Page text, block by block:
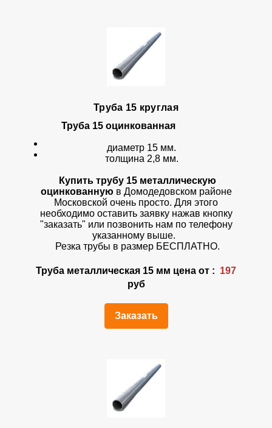
Труба 15 круглая
Труба 15 оцинкованная
диаметр 15 мм.
толщина 2,8 мм.
Купить трубу 15 металлическую
оцинкованную в Домодедовском районе
Московской очень просто. Для этого
необходимо оставить заявку нажав кнопку
"заказать" или позвонить нам по телефону
указанному выше.
Резка трубы в размер БЕСПЛАТНО.
Труба металлическая 15 мм цена от : 197
руб
Заказать